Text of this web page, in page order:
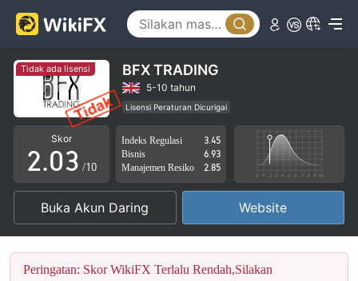
Tidak ada lisensi BFX TRADING
5-10 tahun
Lisensi Peraturan Dicurigai
Lingkup Bisnis Mencurigakan
Potensi risiko tinggi
Skor
1
2
3
4
5
.0
1
2
3
0
1
2
3
4
5
6
/10
Indeks Regulasi
3.45
Bisnis
6.93
Manajemen Resiko
2.85
Buka Akun Daring Website
Peringatan: Skor WikiFX Terlalu Rendah,Silakan